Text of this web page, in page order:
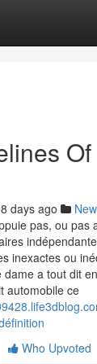
days ago
pas, ou pas
inexactes ou
a tout dit
automobile ce
Who Upvoted